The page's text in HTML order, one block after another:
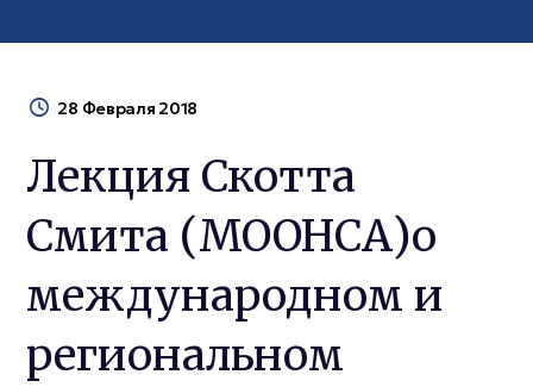
28 Февраля 2018
Лекция Скотта
Смита (МООНСА)о
международном и
региональном